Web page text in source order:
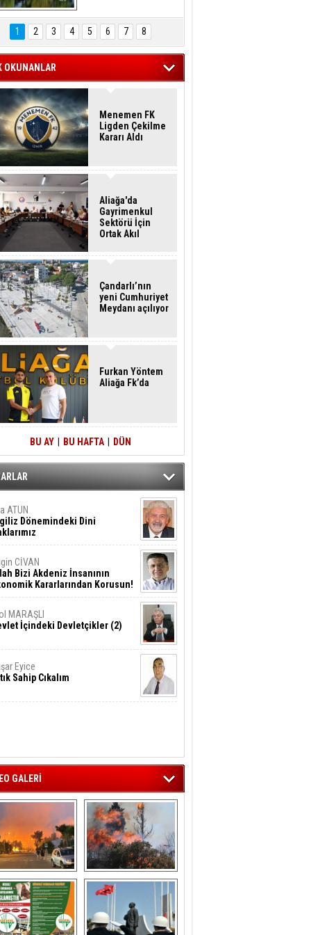
Hasan Eser'in
Objektifinden
1 2 3 4 5 6 7 8
OKUNANLAR
Menemen FK
Ligden Çekilme
Kararı Aldı
Aliağa'da
Gayrimenkul
Sektörü İçin
Ortak Akıl
Çandarlı’nın
yeni Cumhuriyet
Meydanı açılıyor
Furkan Yöntem
Aliağa Fk’da
BU AY BU HAFTA DÜN
ATUN
Dönemindeki Dini
CİVAN
Bizi Akdeniz İnsanının
Kararlarından Korusun!
MARAŞLI
İçindeki Devletçikler (2)
Eyice
Sahip Cıkalım
GALERİ
‘da  otluk
alanda çıkan
yangın evlere
sıçramadan
söndürüldü
Aliağa'nın Ciğerleri